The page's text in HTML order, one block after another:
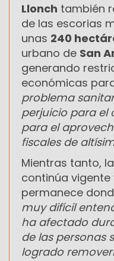
Llonch también
de las escorias
unas 240
urbano de San
generando
económicas
problema
perjuicio para el
para el
fiscales de
Mientras tanto, la
continúa
permanece
muy difícil
ha afectado
de las personas
logrado